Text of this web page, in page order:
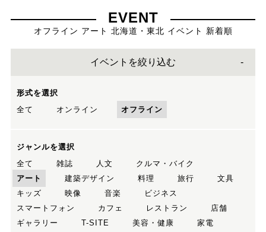
EVENT
オフライン アート 北海道・東北 イベント 新着順
イベントを絞り込む
形式を選択
全て
オンライン オフライン
ジャンルを選択
全て
雑誌 人文
クルマ・バイク
アート
建築デザイン 料理 旅行
文具
キッズ
映像 音楽
ビジネス
スマートフォン
カフェ レストラン
店舗
ギャラリー
T-SITE 美容・健康
家電